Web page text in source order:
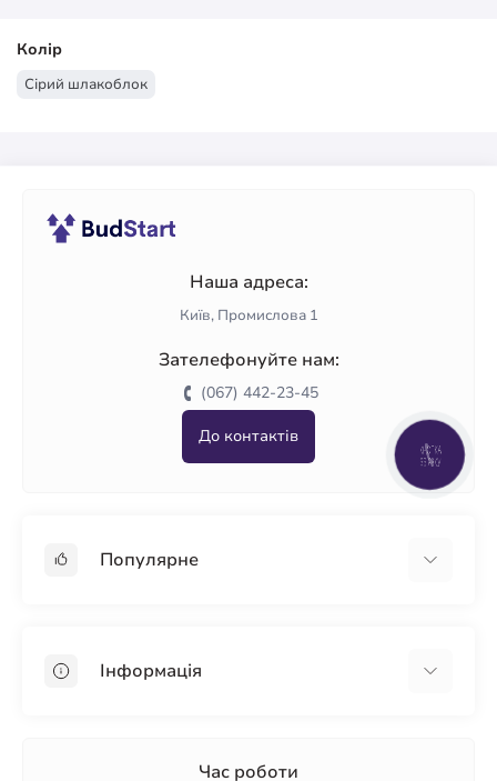
Колір
Сірий шлакоблок
Наша адреса:
Київ, Промислова 1
Зателефонуйте нам:
(067) 442-23-45
До контактів
Популярне
ПінопластІнформація
Час роботи
КНОПКА
ЗВ'ЯЗКУ